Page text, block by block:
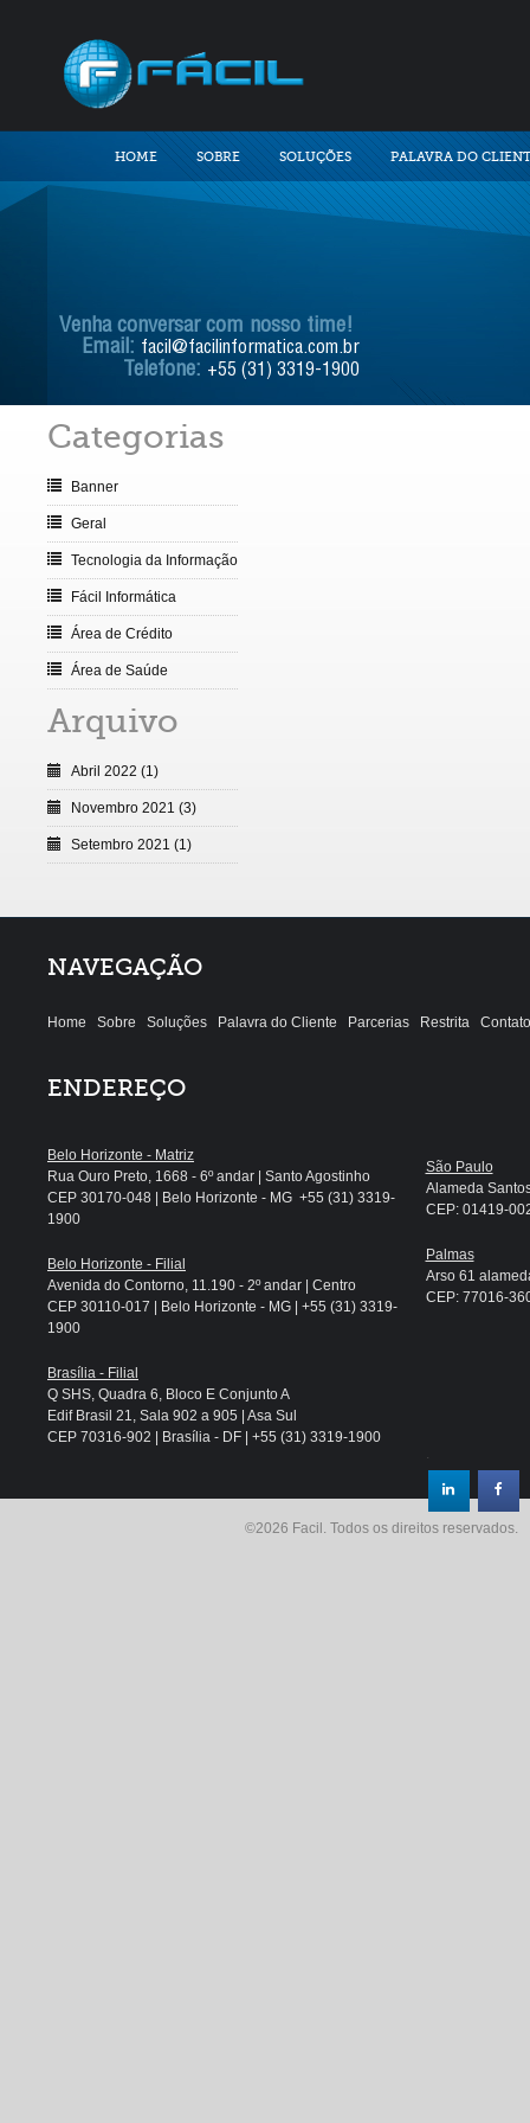
HOME SOBRE SOLUÇÕES PALAVRA DO
Venha conversar com nosso time!
Email: facil@facilinformatica.com.br
Telefone: +55 (31) 3319-1900
Categorias
Banner
Geral
Tecnologia da Informação
Fácil Informática
Área de Crédito
Área de Saúde
Arquivo
Abril 2022 (1)
Novembro 2021 (3)
Setembro 2021 (1)
NAVEGAÇÃO
Home Sobre Soluções Palavra do Cliente Parcerias Restrita Contato
ENDEREÇO
Belo Horizonte - Matriz
Rua Ouro Preto, 1668 - 6º andar | Santo Agostinho
CEP 30170-048 | Belo Horizonte - MG +55 (31) 3319-
1900
Belo Horizonte - Filial
Avenida do Contorno, 11.190 - 2º andar | Centro
CEP 30110-017 | Belo Horizonte - MG | +55 (31) 3319-
1900
Brasília - Filial
Q SHS, Quadra 6, Bloco E Conjunto A
Edif Brasil 21, Sala 902 a 905 | Asa Sul
CEP 70316-902 | Brasília - DF | +55 (31) 3319-1900
São Paulo
Alameda
CEP: 01419-
Palmas
Arso 61
CEP: 77016-
.
©2026 Facil. Todos os direitos reservados.